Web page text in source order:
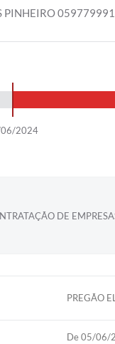
PINHEIRO
2024
DE
PREGÃO
De 05/06/